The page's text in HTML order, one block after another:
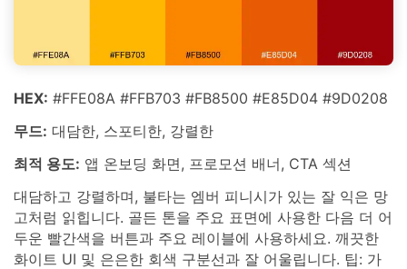
HEX: #FFE08A #FFB703 #FB8500 #E85D04 #9D0208
무드: 대담한, 스포티한, 강렬한
최적 용도: 앱 온보딩 화면, 프로모션 배너, CTA 섹션
대담하고 강렬하며, 불타는 엠버 피니시가 있는 잘 익은 망
고처럼 읽힙니다. 골든 톤을 주요 표면에 사용한 다음 더 어
두운 빨간색을 버튼과 주요 레이블에 사용하세요. 깨끗한
화이트 UI 및 은은한 회색 구분선과 잘 어울립니다. 팁: 가